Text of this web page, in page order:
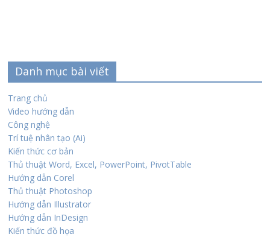
Danh mục bài viết
Trang chủ
Video hướng dẫn
Công nghệ
Trí tuệ nhân tạo (Ai)
Kiến thức cơ bản
Thủ thuật Word, Excel, PowerPoint, PivotTable
Hướng dẫn Corel
Thủ thuật Photoshop
Hướng dẫn Illustrator
Hướng dẫn InDesign
Kiến thức đồ họa